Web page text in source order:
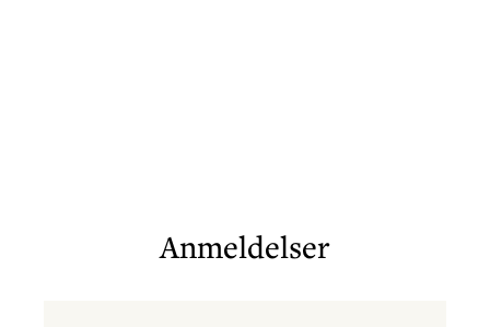
Denne bog er oversat af Niels Lyngsø
Anmeldelser